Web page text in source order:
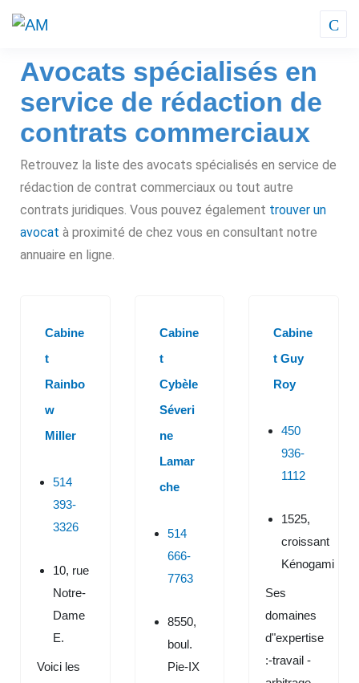
Avocats spécialisés en
service de rédaction de
contrats commerciaux
Retrouvez la liste des avocats spécialisés en service de
rédaction de contrat commerciaux ou tout autre
contrats juridiques. Vous pouvez également trouver un
avocat à proximité de chez vous en consultant notre
annuaire en ligne.
Cabine
t
Rainbo
w
Miller
514
393-
3326
10, rue
Notre-
Dame
E.
Voici les
Cabine
t
Cybèle
Séveri
ne
Lamar
che
514
666-
7763
8550,
boul.
Pie-IX
Cabine
t Guy
Roy
450
936-
1112
1525,
croissant
Kénogami
Ses
domaines
d"expertise
:-travail -